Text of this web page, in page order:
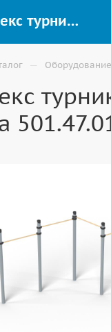
Комплекс турников Романа 501.47.01 для Воркаут площадки купить в Волгограде
—